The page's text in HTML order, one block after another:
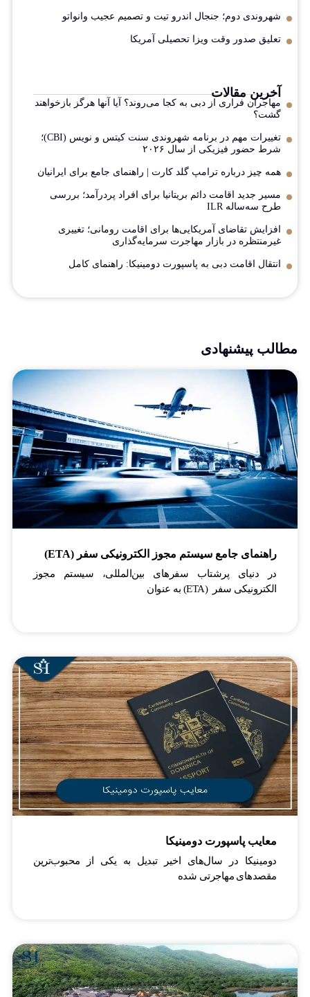
شهروندی دوم؛ جنجال اندرو تیت و تصمیم عجیب وانواتو
تعلیق صدور وقت ویزا تحصیلی آمریکا
آخرین مقالات
مهاجران فراری از دبی به کجا می‌روند؟ آیا آنها هرگز بازخواهند
گشت؟
تغییرات مهم در برنامه شهروندی سنت کیتس و نویس (CBI)؛
شرط حضور فیزیکی از سال ۲۰۲۶
همه چیز درباره ترامپ گلد کارت | راهنمای جامع برای ایرانیان
مسیر جدید اقامت دائم بریتانیا برای افراد پردرآمد؛ بررسی
طرح سه‌ساله ILR
افزایش تقاضای آمریکایی‌ها برای اقامت رومانی؛ تغییری
غیرمنتظره در بازار مهاجرت سرمایه‌گذاری
انتقال اقامت دبی به پاسپورت دومینیکا: راهنمای کامل
مطالب پیشنهادی
راهنمای جامع سیستم مجوز الکترونیکی سفر (ETA)
در دنیای پرشتاب سفرهای بین‌المللی، سیستم مجوز
الکترونیکی سفر (ETA) به عنوان
معایب پاسپورت دومینیکا
دومینیکا در سال‌های اخیر تبدیل به یکی از محبوب‌ترین
مقصدهای مهاجرتی شده